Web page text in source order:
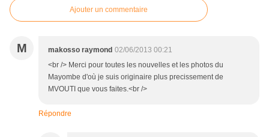
Ajouter un commentaire
M makosso raymond 02/06/2013 00:21
<br /> Merci pour toutes les nouvelles et les photos du
Mayombe d'où je suis originaire plus precissement de
MVOUTI que vous faites.<br />
Répondre